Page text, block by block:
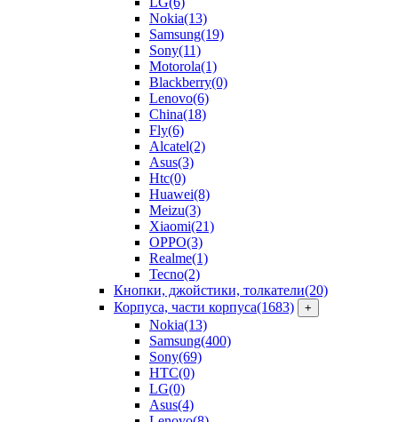
Nokia(13)
Samsung(19)
Sony(11)
Motorola(1)
Blackberry(0)
Lenovo(6)
China(18)
Fly(6)
Alcatel(2)
Asus(3)
Htc(0)
Huawei(8)
Meizu(3)
Xiaomi(21)
OPPO(3)
Realme(1)
Tecno(2)
Кнопки, джойстики, толкатели(20)
Корпуса, части корпуса(1683) +
Nokia(13)
Samsung(400)
Sony(69)
HTC(0)
LG(0)
Asus(4)